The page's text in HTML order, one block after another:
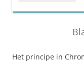
Het principe in